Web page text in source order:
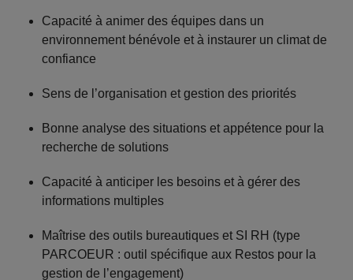
Capacité à animer des équipes dans un
environnement bénévole et à instaurer un climat de
confiance
Sens de l’organisation et gestion des priorités
Bonne analyse des situations et appétence pour la
recherche de solutions
Capacité à anticiper les besoins et à gérer des
informations multiples
Maîtrise des outils bureautiques et SI RH (type
PARCOEUR : outil spécifique aux Restos pour la
gestion de l’engagement)